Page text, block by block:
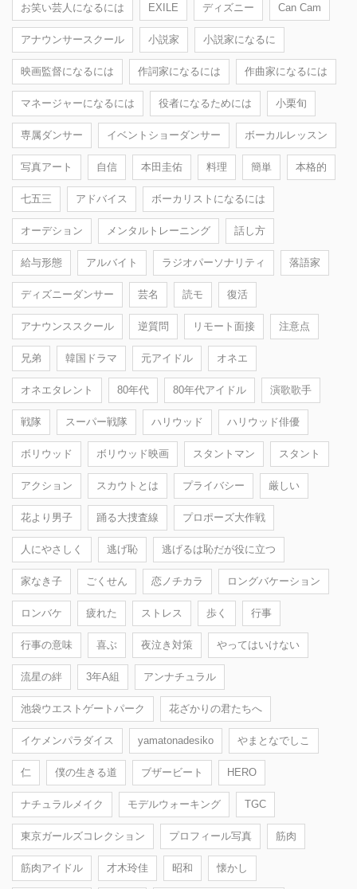
お笑い芸人になるには EXILE ディズニー Can Cam
アナウンサースクール 小説家 小説家になるに
映画監督になるには 作詞家になるには 作曲家になるには
マネージャーになるには 役者になるためには 小栗旬
専属ダンサー イベントショーダンサー ボーカルレッスン
写真アート 自信 本田圭佑 料理 簡単 本格的
七五三 アドバイス ボーカリストになるには
オーデション メンタルトレーニング 話し方
給与形態 アルバイト ラジオパーソナリティ 落語家
ディズニーダンサー 芸名 読モ 復活
アナウンススクール 逆質問 リモート面接 注意点
兄弟 韓国ドラマ 元アイドル オネエ
オネエタレント 80年代 80年代アイドル 演歌歌手
戦隊 スーパー戦隊 ハリウッド ハリウッド俳優
ボリウッド ボリウッド映画 スタントマン スタント
アクション スカウトとは プライバシー 厳しい
花より男子 踊る大捜査線 プロポーズ大作戦
人にやさしく 逃げ恥 逃げるは恥だが役に立つ
家なき子 ごくせん 恋ノチカラ ロングバケーション
ロンバケ 疲れた ストレス 歩く 行事
行事の意味 喜ぶ 夜泣き対策 やってはいけない
流星の絆 3年A組 アンナチュラル
池袋ウエストゲートパーク 花ざかりの君たちへ
イケメンパラダイス yamatonadesiko やまとなでしこ
仁 僕の生きる道 ブザービート HERO
ナチュラルメイク モデルウォーキング TGC
東京ガールズコレクション プロフィール写真 筋肉
筋肉アイドル 才木玲佳 昭和 懐かし